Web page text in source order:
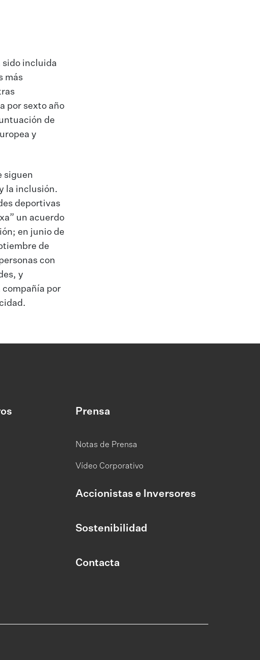
sido incluida
más
por sexto año
de
y
siguen
la inclusión.
deportivas
un acuerdo
en junio de
de
con
y
compañía por
Prensa
Notas de Prensa
Vídeo Corporativo
Accionistas e Inversores
Sostenibilidad
Contacta